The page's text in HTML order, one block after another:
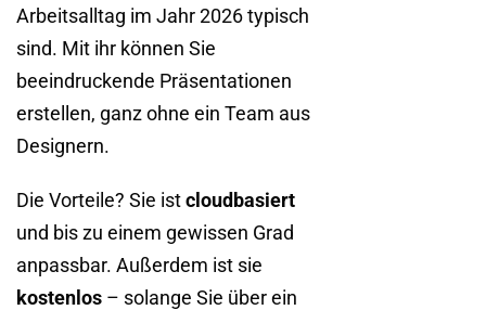
Arbeitsalltag im Jahr 2026 typisch
sind. Mit ihr können Sie
beeindruckende Präsentationen
erstellen, ganz ohne ein Team aus
Designern.
Die Vorteile? Sie istcloudbasiert
und bis zu einem gewissen Grad
anpassbar. Außerdem ist sie
kostenlos – solange Sie über ein